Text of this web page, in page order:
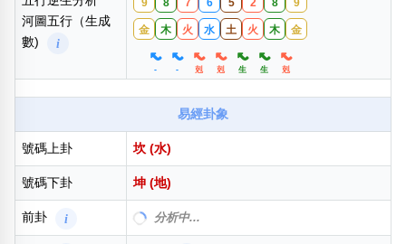
河圖五行（生成
數)
i
9 8 7 6 5 2 8 9
金 木 火 水 土 火 木 金
- - 剋 剋 生 生 剋
易經卦象
號碼上卦 坎 (水)
號碼下卦 坤 (地)
前卦 i 水地比 i